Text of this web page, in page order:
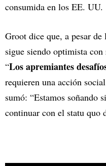
consumida en los EE. UU.
Groot dice que, a pesar de
sigue siendo optimista
“Los apremiantes
requieren una acción
sumó: “Estamos soñando
continuar con el statu quo